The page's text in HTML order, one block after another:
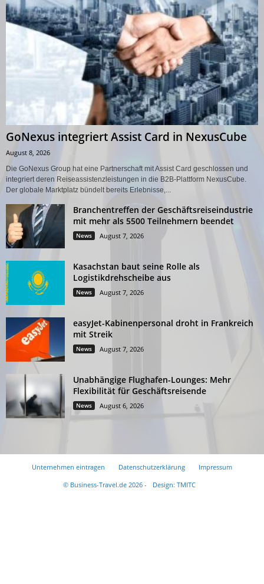
GoNexus integriert Assist Card in NexusCube
August 8, 2026
Die GoNexus Group hat eine Partnerschaft mit Assist Card geschlossen und
integriert deren Reiseassistenzleistungen in die B2B-Plattform NexusCube.
Der globale Marktplatz bündelt bereits Erlebnisse,...
Branchentreffen der Geschäftsreiseindustrie
mit mehr als 5500 Teilnehmern beendet
News August 7, 2026
Kasachstan baut seine Rolle als
Logistikdrehscheibe aus
News August 7, 2026
easyJet-Kabinenpersonal droht in Frankreich
mit Streik
News August 7, 2026
Unabhängige Flughafen-Lounges: Mehr
Flexibilität für Geschäftsreisende
News August 6, 2026
Unternehmen eintragen Datenschutzerklärung
Impressum
© Business-Travel.de 2026 -
Design: TMITC